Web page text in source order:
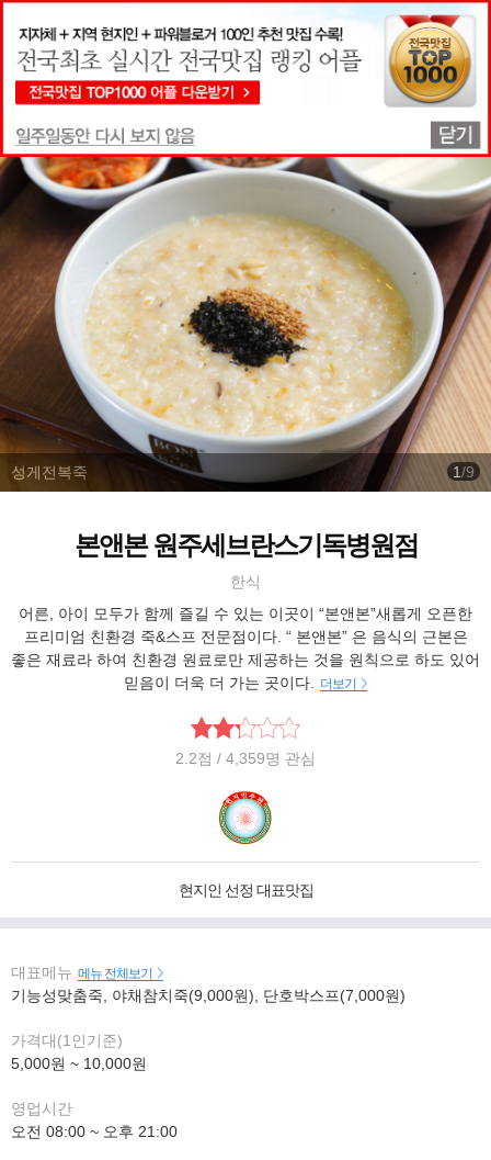
맛집상세정보
성게전복죽 1/9
본앤본 원주세브란스기독병원점
한식
어른, 아이 모두가 함께 즐길 수 있는 이곳이 “본앤본”새롭게 오픈한
프리미엄 친환경 죽&스프 전문점이다. “ 본앤본” 은 음식의 근본은
좋은 재료라 하여 친환경 원료로만 제공하는 것을 원칙으로 하도 있어
믿음이 더욱 더 가는 곳이다.
더보기
2.2점 / 4,359명 관심
현지인 선정 대표맛집
대표메뉴 메뉴 전체보기
기능성맞춤죽, 야채참치죽(9,000원), 단호박스프(7,000원)
가격대(1인기준)
5,000원 ~ 10,000원
영업시간
오전 08:00 ~ 오후 21:00